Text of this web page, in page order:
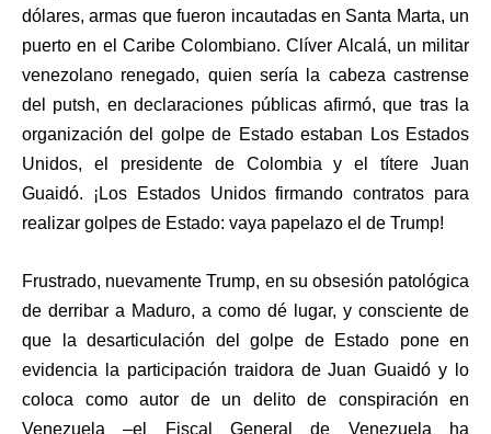
dólares, armas que fueron incautadas en Santa Marta, un
puerto en el Caribe Colombiano. Clíver Alcalá, un militar
venezolano renegado, quien sería la cabeza castrense
del putsh, en declaraciones públicas afirmó, que tras la
organización del golpe de Estado estaban Los Estados
Unidos, el presidente de Colombia y el títere Juan
Guaidó. ¡Los Estados Unidos firmando contratos para
realizar golpes de Estado: vaya papelazo el de Trump!
Frustrado, nuevamente Trump, en su obsesión patológica
de derribar a Maduro, a como dé lugar, y consciente de
que la desarticulación del golpe de Estado pone en
evidencia la participación traidora de Juan Guaidó y lo
coloca como autor de un delito de conspiración en
Venezuela –el Fiscal General de Venezuela ha